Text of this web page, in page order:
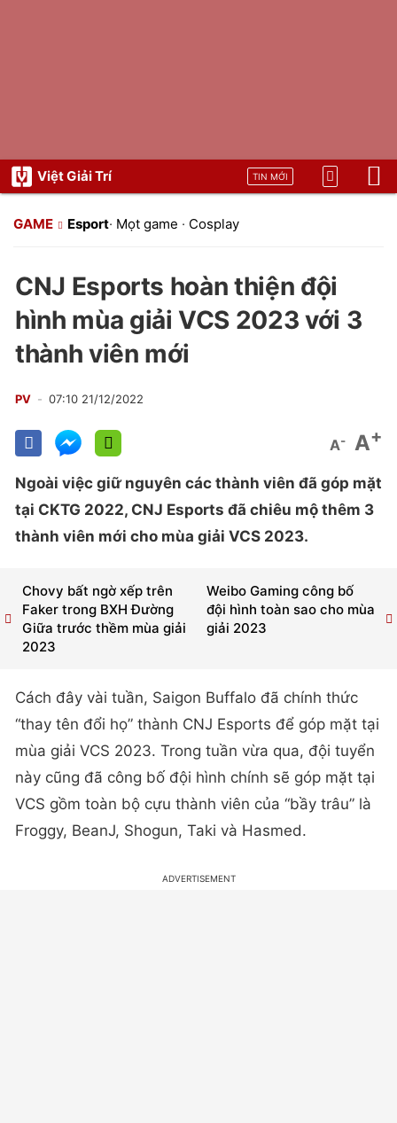
Việt Giải Trí TIN MỚI
GAME Esport· Mọt game · Cosplay
CNJ Esports hoàn thiện đội
hình mùa giải VCS 2023 với 3
thành viên mới
PV 07:10 21/12/2022
A- A+
Ngoài việc giữ nguyên các thành viên đã góp mặt
tại CKTG 2022, CNJ Esports đã chiêu mộ thêm 3
thành viên mới cho mùa giải VCS 2023.
Weibo Gaming công bố
đội hình toàn sao cho mùa
giải 2023
Chovy bất ngờ xếp trên
Faker trong BXH Đường
Giữa trước thềm mùa giải
2023
Cách đây vài tuần, Saigon Buffalo đã chính thức
“thay tên đổi họ” thành CNJ Esports để góp mặt tại
mùa giải VCS 2023. Trong tuần vừa qua, đội tuyển
này cũng đã công bố đội hình chính sẽ góp mặt tại
VCS gồm toàn bộ cựu thành viên của “bầy trâu” là
Froggy, BeanJ, Shogun, Taki và Hasmed.